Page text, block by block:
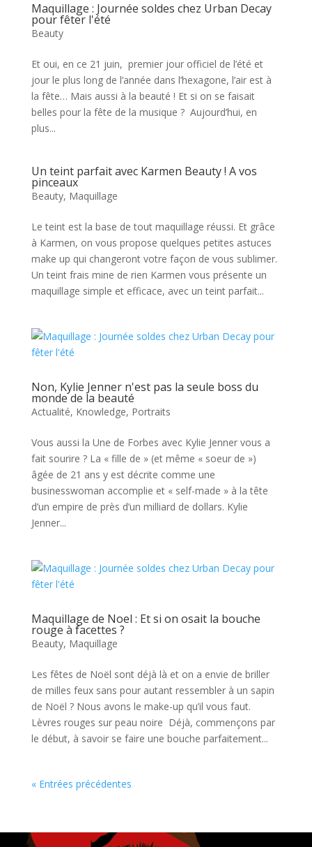
Maquillage : Journée soldes chez Urban Decay
pour fêter l'été
Beauty
Et oui, en ce 21 juin, premier jour officiel de l’été et
jour le plus long de l’année dans l’hexagone, l’air est à
la fête… Mais aussi à la beauté ! Et si on se faisait
belles pour la fête de la musique ? Aujourd’hui, en
plus...
Un teint parfait avec Karmen Beauty ! A vos
pinceaux
Beauty, Maquillage
Le teint est la base de tout maquillage réussi. Et grâce
à Karmen, on vous propose quelques petites astuces
make up qui changeront votre façon de vous sublimer.
Un teint frais mine de rien Karmen vous présente un
maquillage simple et efficace, avec un teint parfait...
Non, Kylie Jenner n'est pas la seule boss du
monde de la beauté
Actualité, Knowledge, Portraits
Vous aussi la Une de Forbes avec Kylie Jenner vous a
fait sourire ? La « fille de » (et même « soeur de »)
âgée de 21 ans y est décrite comme une
businesswoman accomplie et « self-made » à la tête
d’un empire de près d’un milliard de dollars. Kylie
Jenner...
Maquillage de Noel : Et si on osait la bouche
rouge à facettes ?
Beauty, Maquillage
Les fêtes de Noël sont déjà là et on a envie de briller
de milles feux sans pour autant ressembler à un sapin
de Noël ? Nous avons le make-up qu’il vous faut.
Lèvres rouges sur peau noire Déjà, commençons par
le début, à savoir se faire une bouche parfaitement...
« Entrées précédentes